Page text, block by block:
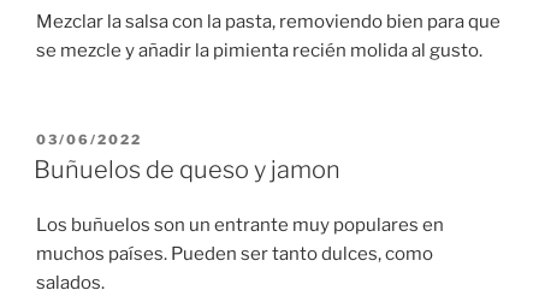
Mezclar la salsa con la pasta, removiendo bien para que
se mezcle y añadir la pimienta recién molida al gusto.
PUBLICADO
EL
03/06/2022
Buñuelos de queso y jamon
Los buñuelos son un entrante muy populares en
muchos países. Pueden ser tanto dulces, como
salados.